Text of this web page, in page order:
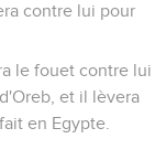
contre lui pour
le fouet contre lui
et il lèvera
en Egypte.